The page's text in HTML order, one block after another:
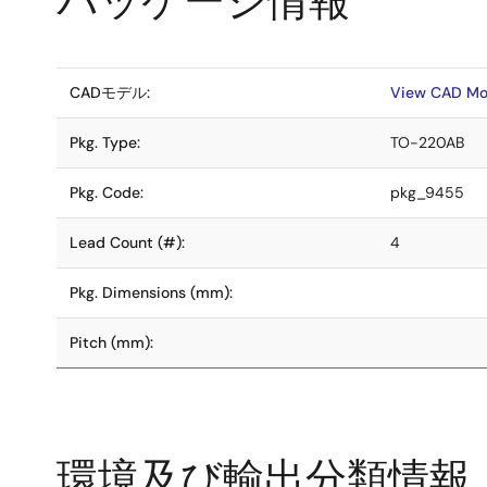
CADモデル: View CAD
Pkg. Type: TO-220AB
Pkg. Code: pkg_9455
Lead Count (#): 4
Pkg. Dimensions (mm):
Pitch (mm):